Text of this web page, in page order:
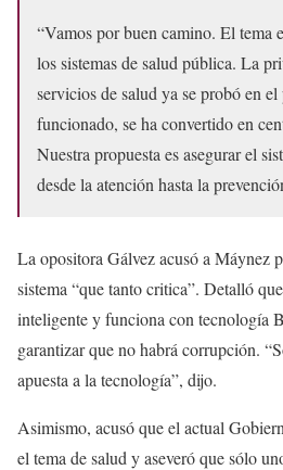
“Vamos por buen camino. El tema
los sistemas de salud pública. La
servicios de salud ya se probó en
funcionado, se ha convertido en
Nuestra propuesta es asegurar el
desde la atención hasta la
La opositora Gálvez acusó a Máynez
sistema “que tanto critica”. Detalló
inteligente y funciona con tecnología
garantizar que no habrá corrupción.
apuesta a la tecnología”, dijo.
Asimismo, acusó que el actual
el tema de salud y aseveró que sólo